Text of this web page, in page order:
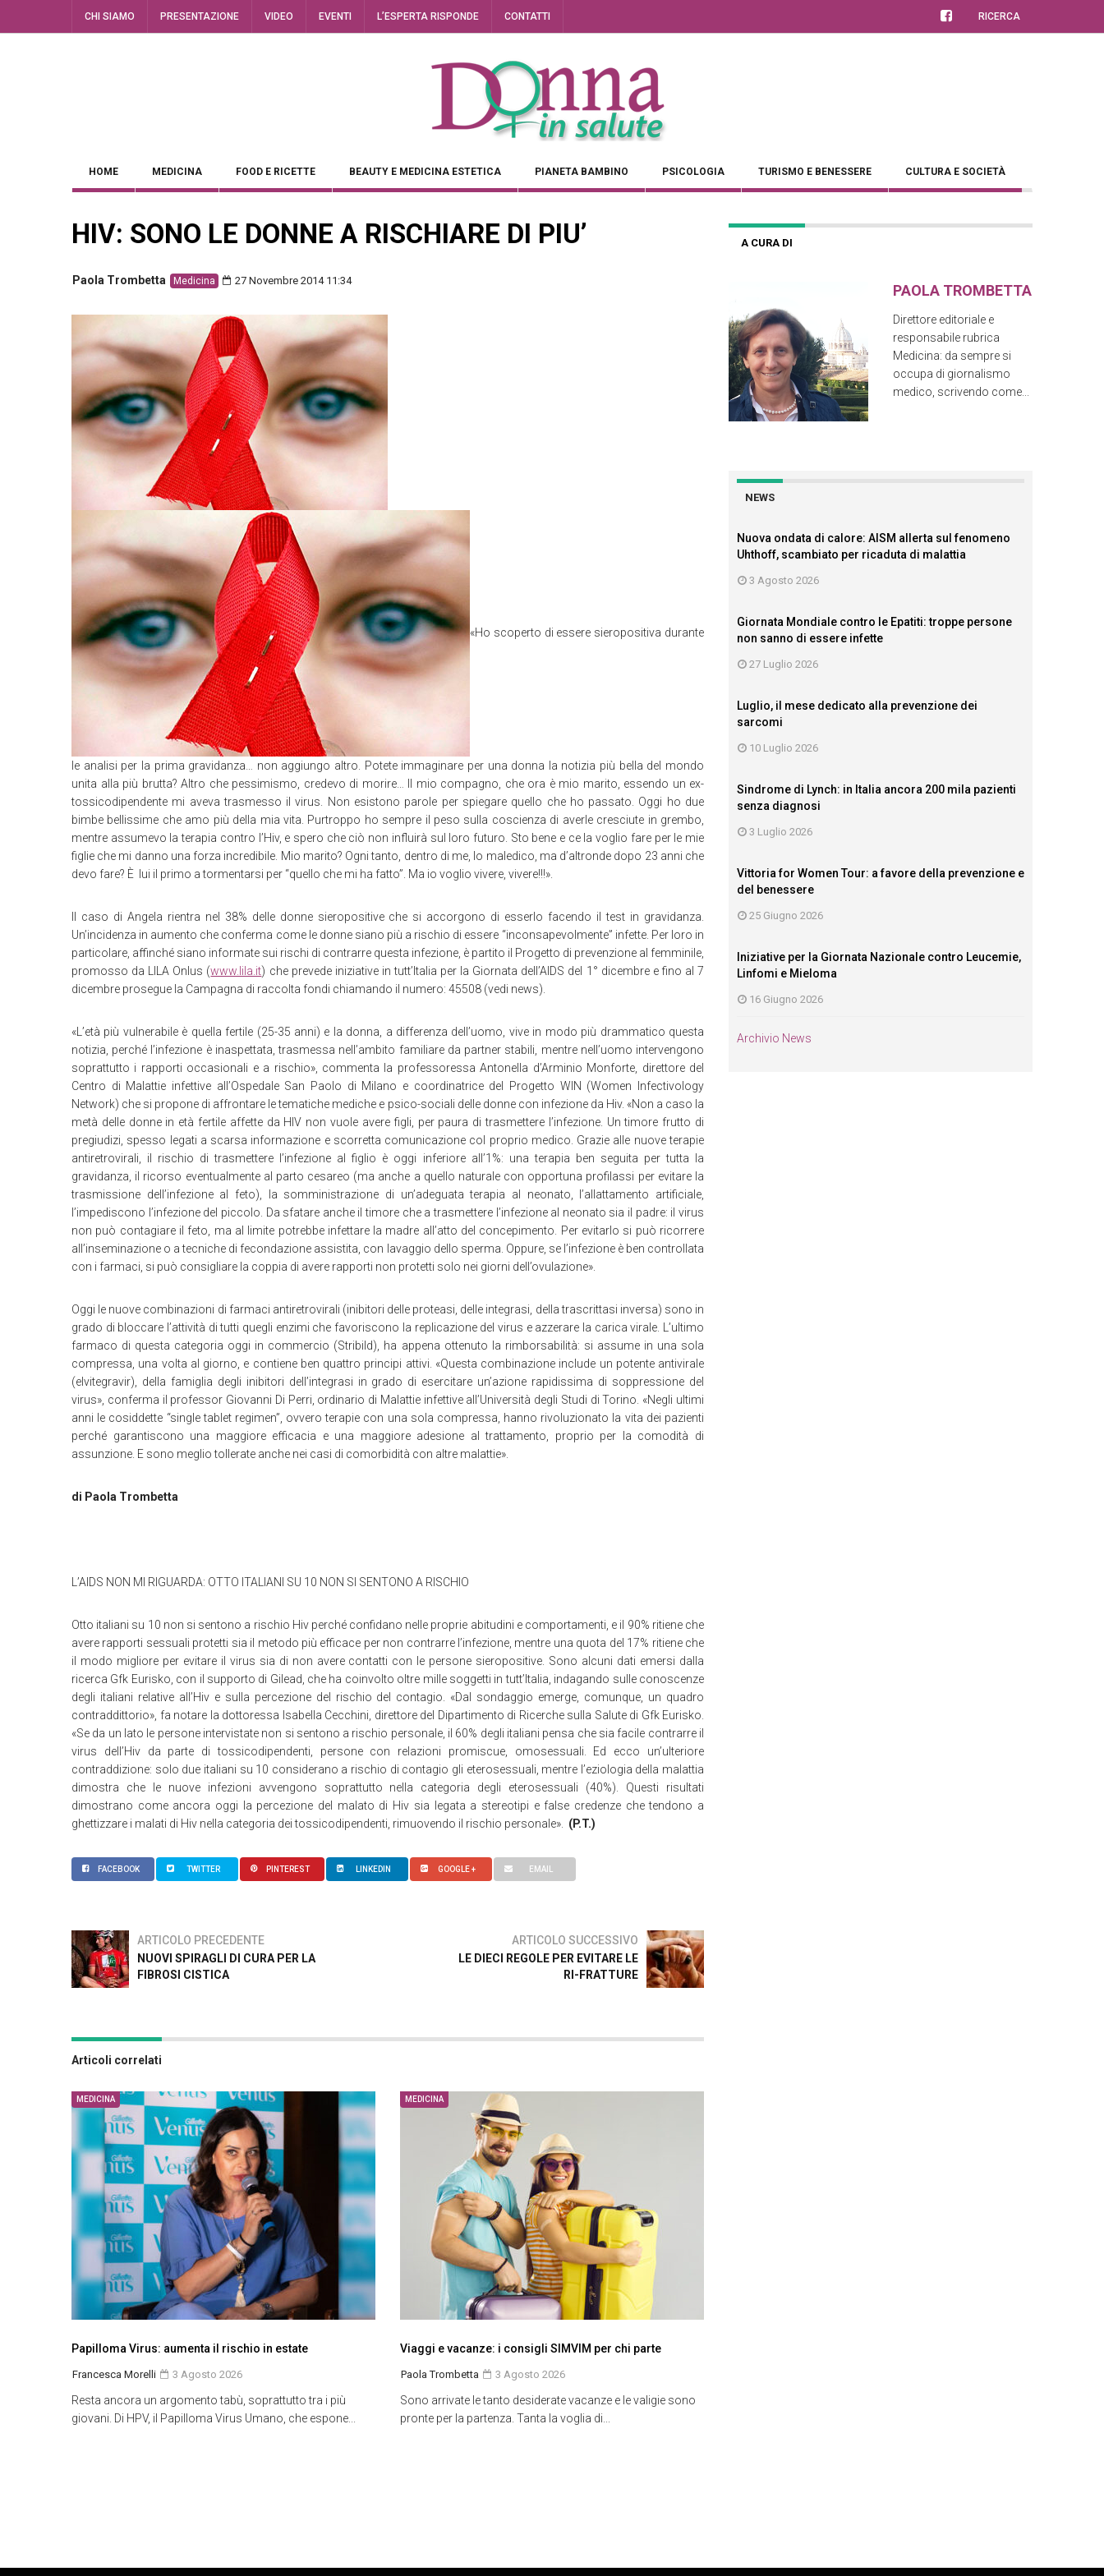
CHI SIAMO PRESENTAZIONE VIDEO EVENTI L’ESPERTA RISPONDE CONTATTI RICERCA
HOME MEDICINA FOOD E RICETTE BEAUTY E MEDICINA ESTETICA PIANETA BAMBINO PSICOLOGIA TURISMO E BENESSERE CULTURA E SOCIETÀ
HIV: SONO LE DONNE A RISCHIARE DI PIU’
Paola Trombetta Medicina 27 Novembre 2014 11:34
«Ho scoperto di essere sieropositiva durante
le analisi per la prima gravidanza… non aggiungo altro. Potete immaginare per una donna la notizia più bella del mondo
unita alla più brutta? Altro che pessimismo, credevo di morire… Il mio compagno, che ora è mio marito, essendo un ex-
tossicodipendente mi aveva trasmesso il virus. Non esistono parole per spiegare quello che ho passato. Oggi ho due
bimbe bellissime che amo più della mia vita. Purtroppo ho sempre il peso sulla coscienza di averle cresciute in grembo,
mentre assumevo la terapia contro l’Hiv, e spero che ciò non influirà sul loro futuro. Sto bene e ce la voglio fare per le mie
figlie che mi danno una forza incredibile. Mio marito? Ogni tanto, dentro di me, lo maledico, ma d’altronde dopo 23 anni che
devo fare? È lui il primo a tormentarsi per “quello che mi ha fatto”. Ma io voglio vivere, vivere!!!».
Il caso di Angela rientra nel 38% delle donne sieropositive che si accorgono di esserlo facendo il test in gravidanza.
Un’incidenza in aumento che conferma come le donne siano più a rischio di essere “inconsapevolmente” infette. Per loro in
particolare, affinché siano informate sui rischi di contrarre questa infezione, è partito il Progetto di prevenzione al femminile,
promosso da LILA Onlus (www.lila.it) che prevede iniziative in tutt’Italia per la Giornata dell’AIDS del 1° dicembre e fino al 7
dicembre prosegue la Campagna di raccolta fondi chiamando il numero: 45508 (vedi news).
«L’età più vulnerabile è quella fertile (25-35 anni) e la donna, a differenza dell’uomo, vive in modo più drammatico questa
notizia, perché l’infezione è inaspettata, trasmessa nell’ambito familiare da partner stabili, mentre nell’uomo intervengono
soprattutto i rapporti occasionali e a rischio», commenta la professoressa Antonella d’Arminio Monforte, direttore del
Centro di Malattie infettive all’Ospedale San Paolo di Milano e coordinatrice del Progetto WIN (Women Infectivology
Network) che si propone di affrontare le tematiche mediche e psico-sociali delle donne con infezione da Hiv. «Non a caso la
metà delle donne in età fertile affette da HIV non vuole avere figli, per paura di trasmettere l’infezione. Un timore frutto di
pregiudizi, spesso legati a scarsa informazione e scorretta comunicazione col proprio medico. Grazie alle nuove terapie
antiretrovirali, il rischio di trasmettere l’infezione al figlio è oggi inferiore all’1%: una terapia ben seguita per tutta la
gravidanza, il ricorso eventualmente al parto cesareo (ma anche a quello naturale con opportuna profilassi per evitare la
trasmissione dell’infezione al feto), la somministrazione di un’adeguata terapia al neonato, l’allattamento artificiale,
l’impediscono l’infezione del piccolo. Da sfatare anche il timore che a trasmettere l’infezione al neonato sia il padre: il virus
non può contagiare il feto, ma al limite potrebbe infettare la madre all’atto del concepimento. Per evitarlo si può ricorrere
all’inseminazione o a tecniche di fecondazione assistita, con lavaggio dello sperma. Oppure, se l’infezione è ben controllata
con i farmaci, si può consigliare la coppia di avere rapporti non protetti solo nei giorni dell’ovulazione».
Oggi le nuove combinazioni di farmaci antiretrovirali (inibitori delle proteasi, delle integrasi, della trascrittasi inversa) sono in
grado di bloccare l’attività di tutti quegli enzimi che favoriscono la replicazione del virus e azzerare la carica virale. L’ultimo
farmaco di questa categoria oggi in commercio (Stribild), ha appena ottenuto la rimborsabilità: si assume in una sola
compressa, una volta al giorno, e contiene ben quattro principi attivi. «Questa combinazione include un potente antivirale
(elvitegravir), della famiglia degli inibitori dell’integrasi in grado di esercitare un’azione rapidissima di soppressione del
virus», conferma il professor Giovanni Di Perri, ordinario di Malattie infettive all’Università degli Studi di Torino. «Negli ultimi
anni le cosiddette “single tablet regimen”, ovvero terapie con una sola compressa, hanno rivoluzionato la vita dei pazienti
perché garantiscono una maggiore efficacia e una maggiore adesione al trattamento, proprio per la comodità di
assunzione. E sono meglio tollerate anche nei casi di comorbidità con altre malattie».
di Paola Trombetta
L’AIDS NON MI RIGUARDA: OTTO ITALIANI SU 10 NON SI SENTONO A RISCHIO
Otto italiani su 10 non si sentono a rischio Hiv perché confidano nelle proprie abitudini e comportamenti, e il 90% ritiene che
avere rapporti sessuali protetti sia il metodo più efficace per non contrarre l’infezione, mentre una quota del 17% ritiene che
il modo migliore per evitare il virus sia di non avere contatti con le persone sieropositive. Sono alcuni dati emersi dalla
ricerca Gfk Eurisko, con il supporto di Gilead, che ha coinvolto oltre mille soggetti in tutt’Italia, indagando sulle conoscenze
degli italiani relative all’Hiv e sulla percezione del rischio del contagio. «Dal sondaggio emerge, comunque, un quadro
contraddittorio», fa notare la dottoressa Isabella Cecchini, direttore del Dipartimento di Ricerche sulla Salute di Gfk Eurisko.
«Se da un lato le persone intervistate non si sentono a rischio personale, il 60% degli italiani pensa che sia facile contrarre il
virus dell’Hiv da parte di tossicodipendenti, persone con relazioni promiscue, omosessuali. Ed ecco un’ulteriore
contraddizione: solo due italiani su 10 considerano a rischio di contagio gli eterosessuali, mentre l’eziologia della malattia
dimostra che le nuove infezioni avvengono soprattutto nella categoria degli eterosessuali (40%). Questi risultati
dimostrano come ancora oggi la percezione del malato di Hiv sia legata a stereotipi e false credenze che tendono a
ghettizzare i malati di Hiv nella categoria dei tossicodipendenti, rimuovendo il rischio personale». (P.T.)
FACEBOOK TWITTER PINTEREST LINKEDIN GOOGLE + EMAIL
ARTICOLO PRECEDENTE
NUOVI SPIRAGLI DI CURA PER LA
FIBROSI CISTICA
ARTICOLO SUCCESSIVO
LE DIECI REGOLE PER EVITARE LE
RI-FRATTURE
Articoli correlati
MEDICINA
Papilloma Virus: aumenta il rischio in estate
Francesca Morelli 3 Agosto 2026
Resta ancora un argomento tabù, soprattutto tra i più
giovani. Di HPV, il Papilloma Virus Umano, che espone...
MEDICINA
Viaggi e vacanze: i consigli SIMVIM per chi parte
Paola Trombetta 3 Agosto 2026
Sono arrivate le tanto desiderate vacanze e le valigie sono
pronte per la partenza. Tanta la voglia di...
A CURA DI
PAOLA TROMBETTA
Direttore editoriale e
responsabile rubrica
Medicina: da sempre si
occupa di giornalismo
medico, scrivendo come...
NEWS
Nuova ondata di calore: AISM allerta sul fenomeno
Uhthoff, scambiato per ricaduta di malattia
3 Agosto 2026
Giornata Mondiale contro le Epatiti: troppe persone
non sanno di essere infette
27 Luglio 2026
Luglio, il mese dedicato alla prevenzione dei
sarcomi
10 Luglio 2026
Sindrome di Lynch: in Italia ancora 200 mila pazienti
senza diagnosi
3 Luglio 2026
Vittoria for Women Tour: a favore della prevenzione e
del benessere
25 Giugno 2026
Iniziative per la Giornata Nazionale contro Leucemie,
Linfomi e Mieloma
16 Giugno 2026
Archivio News